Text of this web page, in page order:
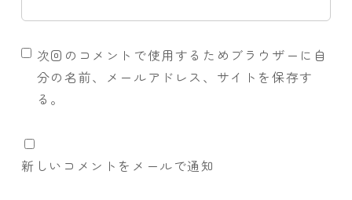
次回のコメントで使用するためブラウザーに自
分の名前、メールアドレス、サイトを保存す
る。
新しいコメントをメールで通知